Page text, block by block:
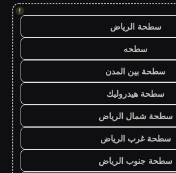
!
سطحة الرياض
سطحه
سطحة بين المدن
سطحة هيدروليك
سطحة شمال الرياض
سطحة غرب الرياض
سطحة جنوب الرياض